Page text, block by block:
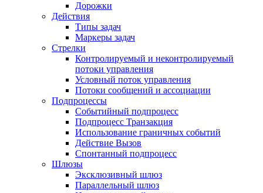
Дорожки
Действия
Типы задач
Маркеры задач
Стрелки
Контролируемый и неконтролируемый
потоки управления
Условный поток управления
Потоки сообщений и ассоциации
Подпроцессы
Событийный подпроцесс
Подпроцесс Транзакция
Использование граничных событий
Действие Вызов
Спонтанный подпроцесс
Шлюзы
Эксклюзивный шлюз
Параллельный шлюз